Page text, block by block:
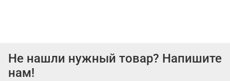
Не нашли нужный товар? Напишите
нам!